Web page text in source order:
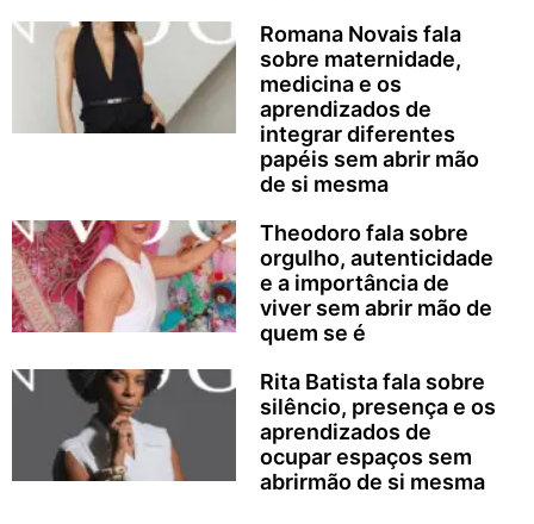
Romana Novais fala
sobre maternidade,
medicina e os
aprendizados de
integrar diferentes
papéis sem abrir mão
de si mesma
Theodoro fala sobre
orgulho, autenticidade
e a importância de
viver sem abrir mão de
quem se é
Rita Batista fala sobre
silêncio, presença e os
aprendizados de
ocupar espaços sem
abrirmão de si mesma